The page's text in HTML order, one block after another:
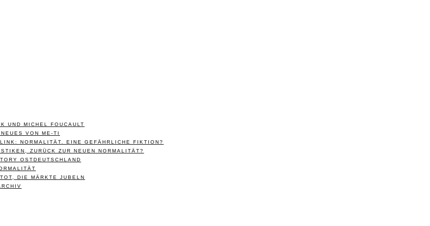
UND MICHEL FOUCAULT
VON ME-TI
NORMALITÄT. EINE GEFÄHRLICHE FIKTION?
ZURÜCK ZUR NEUEN NORMALITÄT?
OSTDEUTSCHLAND
DIE MÄRKTE JUBELN